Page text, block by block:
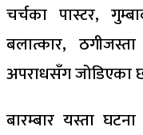
चर्चका पास्टर,
बलात्कार,
अपराधसँग जोडिएका
बारम्बार यस्ता